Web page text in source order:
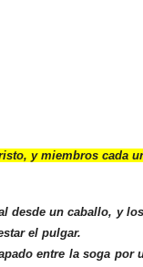
y miembros cada
desde un caballo, y
el pulgar.
entre la soga por